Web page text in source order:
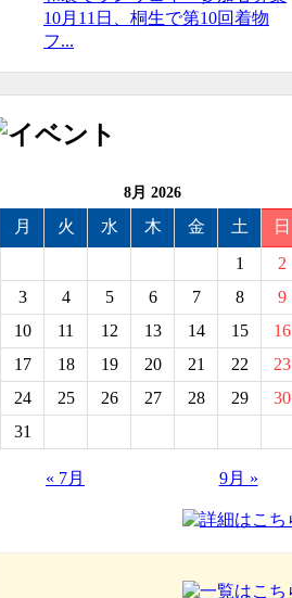
10月11日、桐生で第10回着物
フ...
8月 2026
月 火 水 木 金 土
日
1
2
3
4 5 6 7 8
9
10
11 12 13 14 15
16
17
18 19 20 21 22
23
24
25 26 27 28 29
30
31
« 7月 9月 »